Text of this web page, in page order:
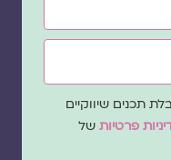
שיווקיים
פרטיותשל